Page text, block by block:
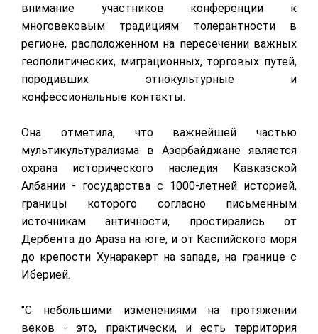
внимание участников конференции к
многовековым традициям толерантности в
регионе, расположенном на пересечении важных
геополитических, миграционных, торговых путей,
породивших этнокультурные и
конфессиональные контакты.
Она отметила, что важнейшей частью
мультикультурализма в Азербайджане является
охрана исторического наследия Кавказской
Албании - государства с 1000-летней историей,
границы которого согласно письменным
источникам античности, простирались от
Дербента до Араза на юге, и от Каспийского моря
до крепости Хунаракерт на западе, на границе с
Иберией.
"С небольшими изменениями на протяжении
веков - это, практически, и есть территория